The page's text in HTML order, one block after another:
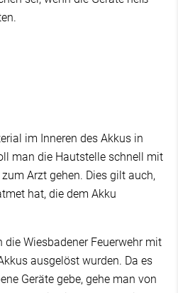
im Inneren des Akkus in
man die Hautstelle schnell mit
Arzt gehen. Dies gilt auch,
hat, die dem Akku
Wiesbadener Feuerwehr mit
ausgelöst wurden. Da es
Geräte gebe, gehe man von